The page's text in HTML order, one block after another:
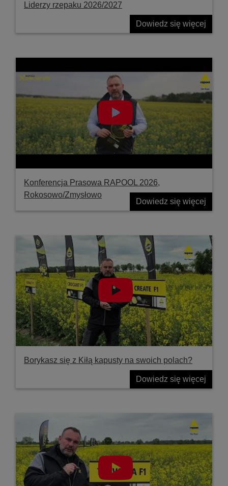
Liderzy rzepaku 2026/2027
Dowiedz się więcej
Konferencja Prasowa RAPOOL 2026,
Rokosowo/Zmysłowo
Dowiedz się więcej
Borykasz się z Kiłą kapusty na swoich polach?
Dowiedz się więcej